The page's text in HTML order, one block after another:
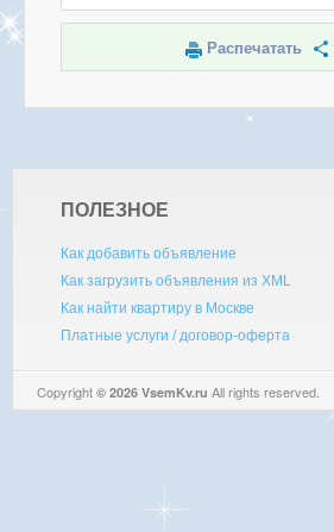
Распечатать
ПОЛЕЗНОЕ
Как добавить объявление
Как загрузить объявления из XML
Как найти квартиру в Москве
Платные услуги / договор-оферта
Copyright © 2026 VsemKv.ru All rights reserved.